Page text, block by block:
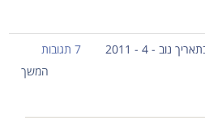
נוב - 4 - 2011
7 תגובות
המשך